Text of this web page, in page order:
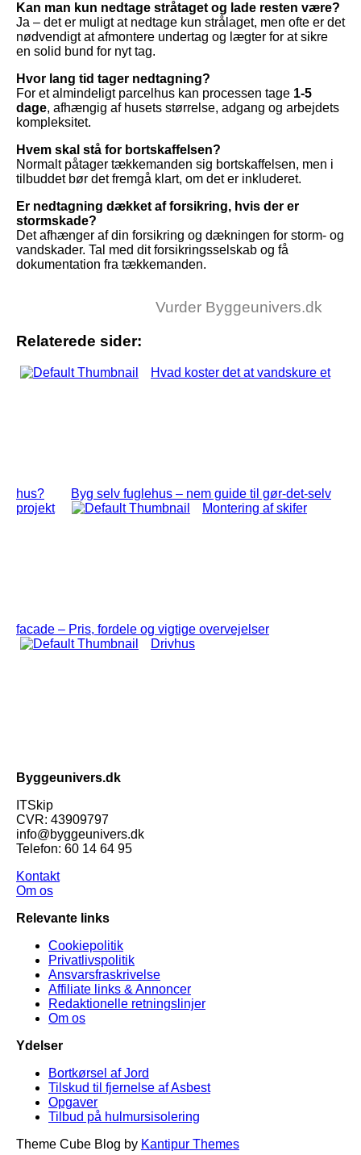
Kan man kun nedtage stråtaget og lade resten være?
Ja – det er muligt at nedtage kun strålaget, men ofte er det
nødvendigt at afmontere undertag og lægter for at sikre
en solid bund for nyt tag.
Hvor lang tid tager nedtagning?
For et almindeligt parcelhus kan processen tage 1-5
dage, afhængig af husets størrelse, adgang og arbejdets
kompleksitet.
Hvem skal stå for bortskaffelsen?
Normalt påtager tækkemanden sig bortskaffelsen, men i
tilbuddet bør det fremgå klart, om det er inkluderet.
Er nedtagning dækket af forsikring, hvis der er
stormskade?
Det afhænger af din forsikring og dækningen for storm- og
vandskader. Tal med dit forsikringsselskab og få
dokumentation fra tækkemanden.
Vurder Byggeunivers.dk
Relaterede sider:
Hvad koster det at vandskure et
hus?
Byg selv fuglehus – nem guide til gør-det-selv
projekt
Montering af skifer
facade – Pris, fordele og vigtige overvejelser
Drivhus
Byggeunivers.dk
ITSkip
CVR: 43909797
info@byggeunivers.dk
Telefon: 60 14 64 95
Kontakt
Om os
Relevante links
Cookiepolitik
Privatlivspolitik
Ansvarsfraskrivelse
Affiliate links & Annoncer
Redaktionelle retningslinjer
Om os
Ydelser
Bortkørsel af Jord
Tilskud til fjernelse af Asbest
Opgaver
Tilbud på hulmursisolering
Theme Cube Blog by Kantipur Themes